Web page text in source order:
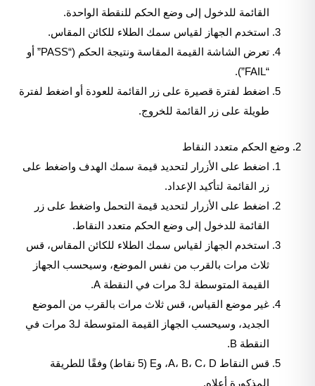
القائمة للدخول إلى وضع الحكم للنقطة الواحدة.
استخدم الجهاز لقياس سمك الطلاء للكائن المقاس.
تعرض الشاشة القيمة المقاسة ونتيجة الحكم (“PASS” أو
“FAIL”).
اضغط لفترة قصيرة على زر القائمة للعودة أو اضغط لفترة
طويلة على زر القائمة للخروج.
2. وضع الحكم متعدد النقاط
اضغط على الأزرار لتحديد قيمة سمك الهدف واضغط على
زر القائمة لتأكيد الإعداد.
اضغط على الأزرار لتحديد قيمة التحمل واضغط على زر
القائمة للدخول إلى وضع الحكم متعدد النقاط.
استخدم الجهاز لقياس سمك الطلاء للكائن المقاس، قس
ثلاث مرات بالقرب من نفس الموضع، وسيحسب الجهاز
القيمة المتوسطة لـ3 مرات في النقطة A.
غير موضع القياس، قس ثلاث مرات بالقرب من الموضع
الجديد، وسيحسب الجهاز القيمة المتوسطة لـ3 مرات في
النقطة B.
قس النقاط A، B، C، D، وE (5 نقاط) وفقًا للطريقة
المذكورة أعلاه.